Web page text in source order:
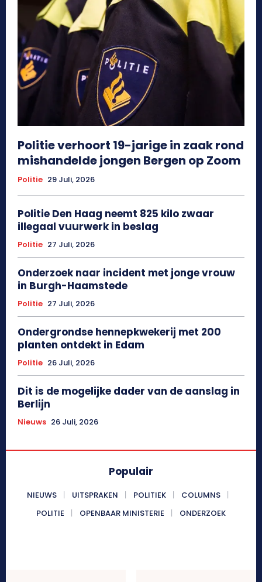
Politie verhoort 19-jarige in zaak rond
mishandelde jongen Bergen op Zoom
Politie 29 Juli, 2026
Politie Den Haag neemt 825 kilo zwaar
illegaal vuurwerk in beslag
Politie 27 Juli, 2026
Onderzoek naar incident met jonge vrouw
in Burgh-Haamstede
Politie 27 Juli, 2026
Ondergrondse hennepkwekerij met 200
planten ontdekt in Edam
Politie 26 Juli, 2026
Dit is de mogelijke dader van de aanslag in
Berlijn
Nieuws 26 Juli, 2026
Populair
NIEUWS UITSPRAKEN POLITIEK
COLUMNS
POLITIE
OPENBAAR MINISTERIE ONDERZOEK